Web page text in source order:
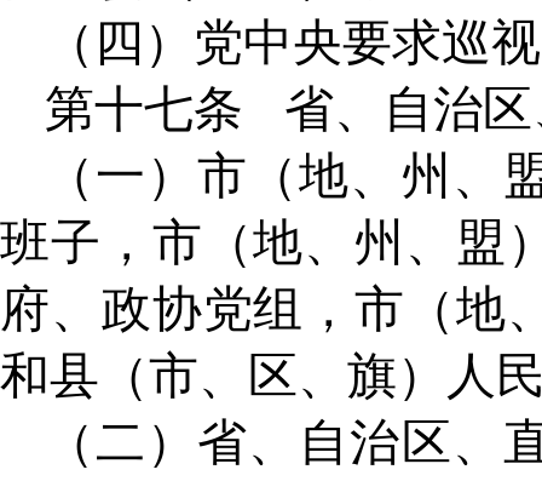
（四）党中央要求巡
第十七条
省、自治
（一）市（地、州、
班子，市（地、州、盟
府、政协党组，市（地
和县（市、区、旗）人
（二）省、自治区、